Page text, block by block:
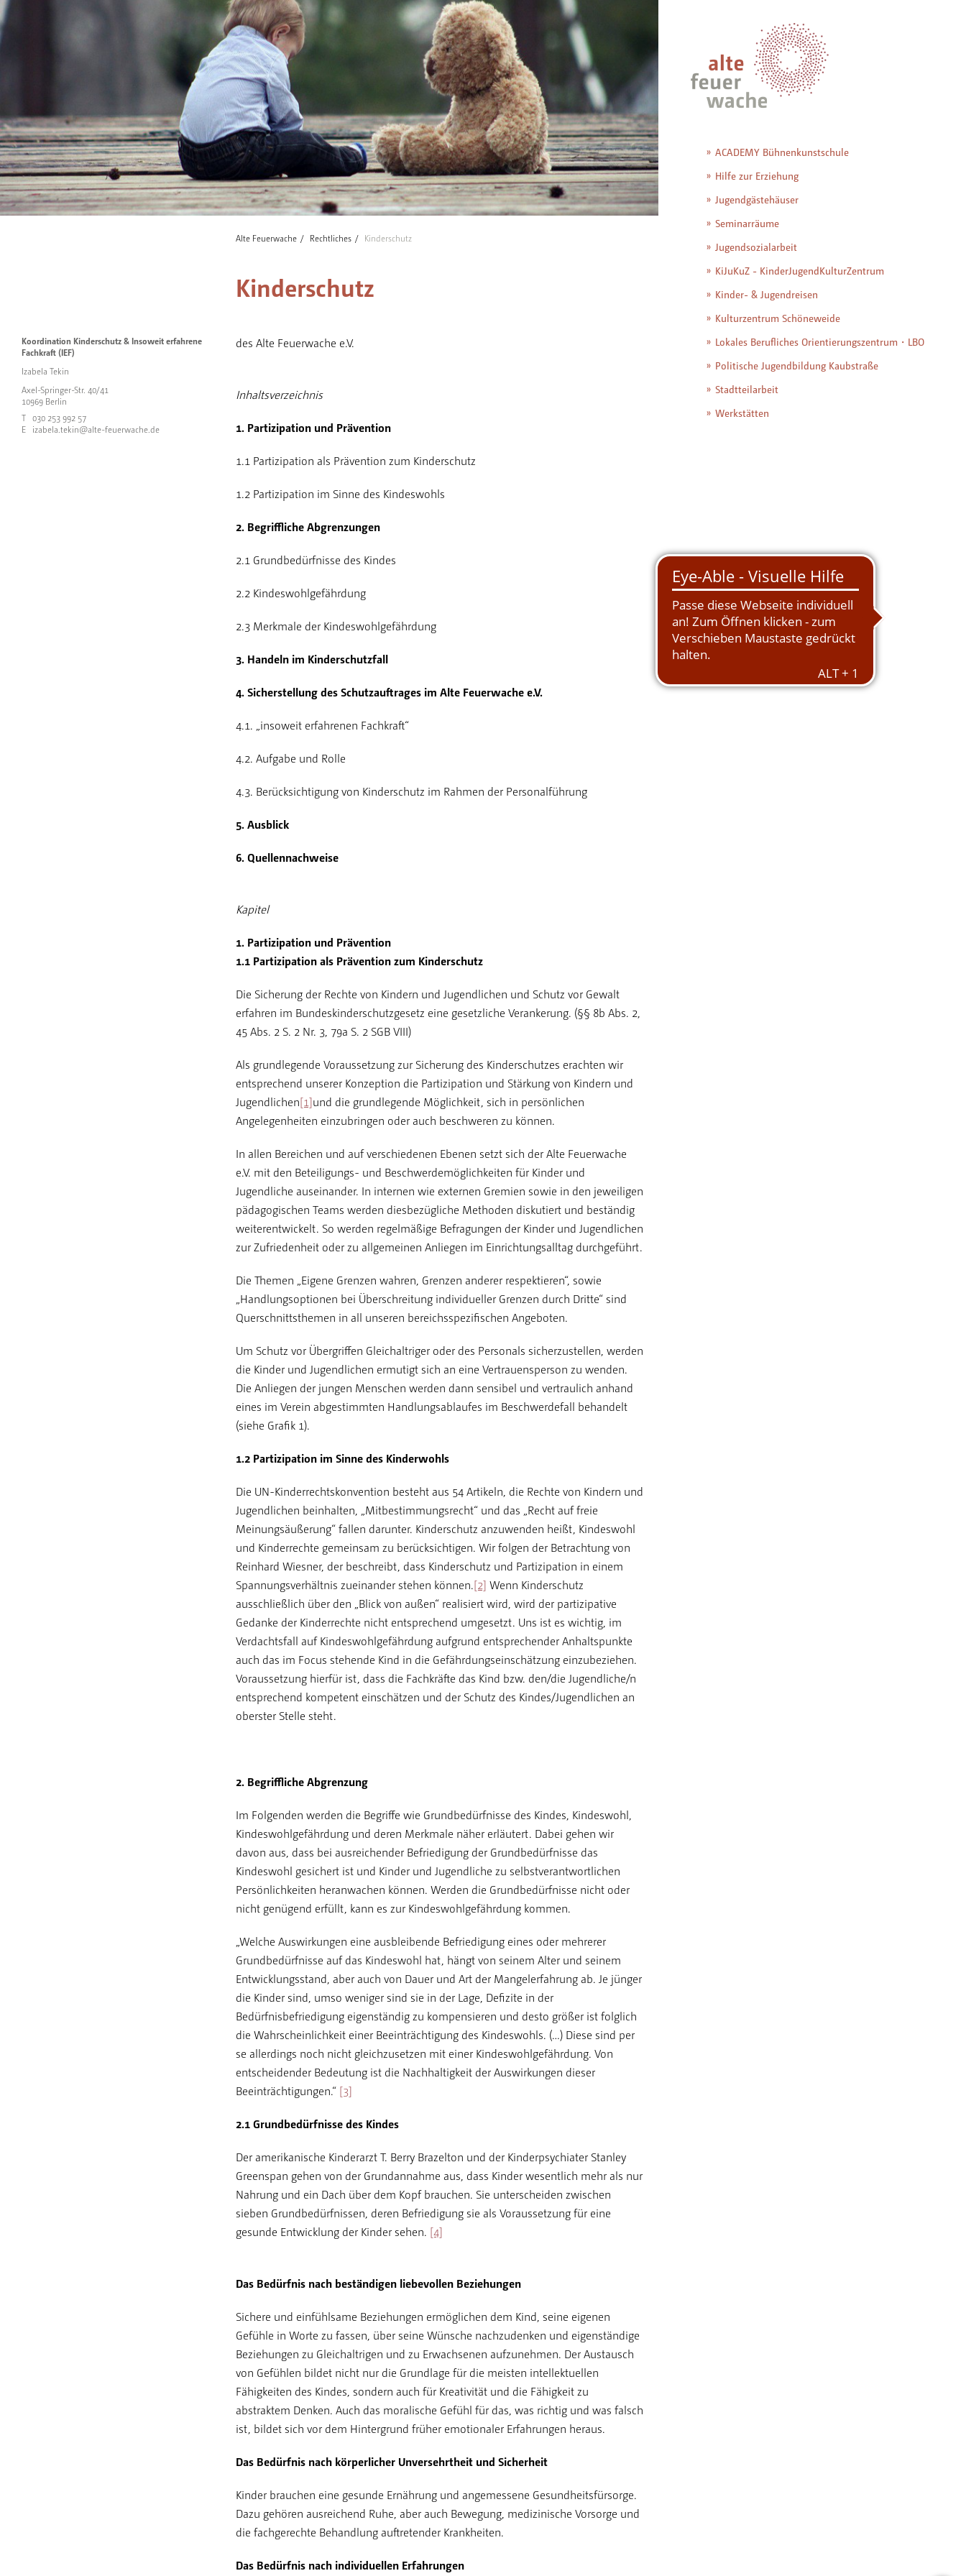
Koordination Kinderschutz & Insoweit erfahrene
Fachkraft (IEF)
Izabela Tekin
Axel-Springer-Str. 40/41
10969 Berlin
T 030 253 992 57
E
izabela.tekin@alte-feuerwache.de
Alte Feuerwache Rechtliches Kinderschutz
Kinderschutz
des Alte Feuerwache e.V.
Inhaltsverzeichnis
1. Partizipation und Prävention
1.1 Partizipation als Prävention zum Kinderschutz
1.2 Partizipation im Sinne des Kindeswohls
2. Begriffliche Abgrenzungen
2.1 Grundbedürfnisse des Kindes
2.2 Kindeswohlgefährdung
2.3 Merkmale der Kindeswohlgefährdung
3. Handeln im Kinderschutzfall
4. Sicherstellung des Schutzauftrages im Alte Feuerwache e.V.
4.1. „insoweit erfahrenen Fachkraft“
4.2. Aufgabe und Rolle
4.3. Berücksichtigung von Kinderschutz im Rahmen der Personalführung
5. Ausblick
6. Quellennachweise
Kapitel
1. Partizipation und Prävention
1.1 Partizipation als Prävention zum Kinderschutz
Die Sicherung der Rechte von Kindern und Jugendlichen und Schutz vor Gewalt
erfahren im Bundeskinderschutzgesetz eine gesetzliche Verankerung. (§§ 8b Abs. 2,
45 Abs. 2 S. 2 Nr. 3, 79a S. 2 SGB VIII)
Als grundlegende Voraussetzung zur Sicherung des Kinderschutzes erachten wir
entsprechend unserer Konzeption die Partizipation und Stärkung von Kindern und
Jugendlichen[1]und die grundlegende Möglichkeit, sich in persönlichen
Angelegenheiten einzubringen oder auch beschweren zu können.
In allen Bereichen und auf verschiedenen Ebenen setzt sich der Alte Feuerwache
e.V. mit den Beteiligungs- und Beschwerdemöglichkeiten für Kinder und
Jugendliche auseinander. In internen wie externen Gremien sowie in den jeweiligen
pädagogischen Teams werden diesbezügliche Methoden diskutiert und beständig
weiterentwickelt. So werden regelmäßige Befragungen der Kinder und Jugendlichen
zur Zufriedenheit oder zu allgemeinen Anliegen im Einrichtungsalltag durchgeführt.
Die Themen „Eigene Grenzen wahren, Grenzen anderer respektieren“, sowie
„Handlungsoptionen bei Überschreitung individueller Grenzen durch Dritte“ sind
Querschnittsthemen in all unseren bereichsspezifischen Angeboten.
Um Schutz vor Übergriffen Gleichaltriger oder des Personals sicherzustellen, werden
die Kinder und Jugendlichen ermutigt sich an eine Vertrauensperson zu wenden.
Die Anliegen der jungen Menschen werden dann sensibel und vertraulich anhand
eines im Verein abgestimmten Handlungsablaufes im Beschwerdefall behandelt
(siehe Grafik 1).
1.2 Partizipation im Sinne des Kinderwohls
Die UN-Kinderrechtskonvention besteht aus 54 Artikeln, die Rechte von Kindern und
Jugendlichen beinhalten, „Mitbestimmungsrecht“ und das „Recht auf freie
Meinungsäußerung“ fallen darunter. Kinderschutz anzuwenden heißt, Kindeswohl
und Kinderrechte gemeinsam zu berücksichtigen. Wir folgen der Betrachtung von
Reinhard Wiesner, der beschreibt, dass Kinderschutz und Partizipation in einem
Spannungsverhältnis zueinander stehen können.[2] Wenn Kinderschutz
ausschließlich über den „Blick von außen“ realisiert wird, wird der partizipative
Gedanke der Kinderrechte nicht entsprechend umgesetzt. Uns ist es wichtig, im
Verdachtsfall auf Kindeswohlgefährdung aufgrund entsprechender Anhaltspunkte
auch das im Focus stehende Kind in die Gefährdungseinschätzung einzubeziehen.
Voraussetzung hierfür ist, dass die Fachkräfte das Kind bzw. den/die Jugendliche/n
entsprechend kompetent einschätzen und der Schutz des Kindes/Jugendlichen an
oberster Stelle steht.
2. Begriffliche Abgrenzung
Im Folgenden werden die Begriffe wie Grundbedürfnisse des Kindes, Kindeswohl,
Kindeswohlgefährdung und deren Merkmale näher erläutert. Dabei gehen wir
davon aus, dass bei ausreichender Befriedigung der Grundbedürfnisse das
Kindeswohl gesichert ist und Kinder und Jugendliche zu selbstverantwortlichen
Persönlichkeiten heranwachen können. Werden die Grundbedürfnisse nicht oder
nicht genügend erfüllt, kann es zur Kindeswohlgefährdung kommen.
„Welche Auswirkungen eine ausbleibende Befriedigung eines oder mehrerer
Grundbedürfnisse auf das Kindeswohl hat, hängt von seinem Alter und seinem
Entwicklungsstand, aber auch von Dauer und Art der Mangelerfahrung ab. Je jünger
die Kinder sind, umso weniger sind sie in der Lage, Defizite in der
Bedürfnisbefriedigung eigenständig zu kompensieren und desto größer ist folglich
die Wahrscheinlichkeit einer Beeinträchtigung des Kindeswohls. (…) Diese sind per
se allerdings noch nicht gleichzusetzen mit einer Kindeswohlgefährdung. Von
entscheidender Bedeutung ist die Nachhaltigkeit der Auswirkungen dieser
Beeinträchtigungen.“ [3]
2.1 Grundbedürfnisse des Kindes
Der amerikanische Kinderarzt T. Berry Brazelton und der Kinderpsychiater Stanley
Greenspan gehen von der Grundannahme aus, dass Kinder wesentlich mehr als nur
Nahrung und ein Dach über dem Kopf brauchen. Sie unterscheiden zwischen
sieben Grundbedürfnissen, deren Befriedigung sie als Voraussetzung für eine
gesunde Entwicklung der Kinder sehen. [4]
Das Bedürfnis nach beständigen liebevollen Beziehungen
Sichere und einfühlsame Beziehungen ermöglichen dem Kind, seine eigenen
Gefühle in Worte zu fassen, über seine Wünsche nachzudenken und eigenständige
Beziehungen zu Gleichaltrigen und zu Erwachsenen aufzunehmen. Der Austausch
von Gefühlen bildet nicht nur die Grundlage für die meisten intellektuellen
Fähigkeiten des Kindes, sondern auch für Kreativität und die Fähigkeit zu
abstraktem Denken. Auch das moralische Gefühl für das, was richtig und was falsch
ist, bildet sich vor dem Hintergrund früher emotionaler Erfahrungen heraus.
Das Bedürfnis nach körperlicher Unversehrtheit und Sicherheit
Kinder brauchen eine gesunde Ernährung und angemessene Gesundheitsfürsorge.
Dazu gehören ausreichend Ruhe, aber auch Bewegung, medizinische Vorsorge und
die fachgerechte Behandlung auftretender Krankheiten.
Das Bedürfnis nach individuellen Erfahrungen
ACADEMY Bühnenkunstschule
Hilfe zur Erziehung
Jugendgästehäuser
Seminarräume
Jugendsozialarbeit
KiJuKuZ - KinderJugendKulturZentrum
Kinder- & Jugendreisen
Kulturzentrum Schöneweide
Lokales Berufliches Orientierungszentrum・LBO
Politische Jugendbildung Kaubstraße
Stadtteilarbeit
Werkstätten